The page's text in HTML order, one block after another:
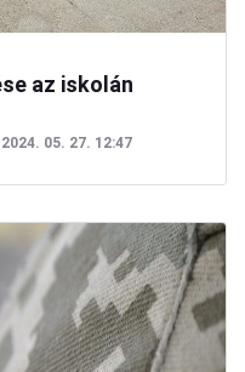
az iskolán
2024. 05. 27. 12:47